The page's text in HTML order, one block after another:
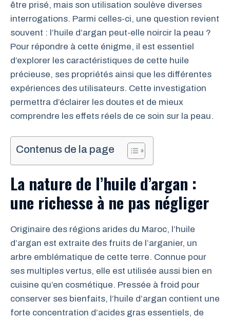
être prisé, mais son utilisation soulève diverses
interrogations. Parmi celles-ci, une question revient
souvent : l’huile d’argan peut-elle noircir la peau ?
Pour répondre à cette énigme, il est essentiel
d’explorer les caractéristiques de cette huile
précieuse, ses propriétés ainsi que les différentes
expériences des utilisateurs. Cette investigation
permettra d’éclairer les doutes et de mieux
comprendre les effets réels de ce soin sur la peau.
Contenus de la page
La nature de l’huile d’argan :
une richesse à ne pas négliger
Originaire des régions arides du Maroc, l’huile
d’argan est extraite des fruits de l’arganier, un
arbre emblématique de cette terre. Connue pour
ses multiples vertus, elle est utilisée aussi bien en
cuisine qu’en cosmétique. Pressée à froid pour
conserver ses bienfaits, l’huile d’argan contient une
forte concentration d’acides gras essentiels, de